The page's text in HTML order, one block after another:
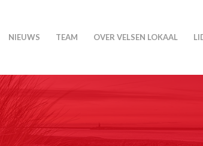
NIEUWS TEAM OVER VELSEN LOKAAL